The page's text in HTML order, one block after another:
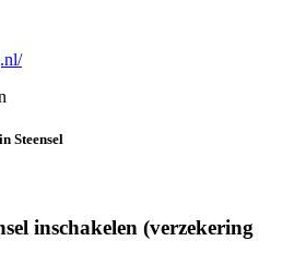
Steensel
inschakelen (verzekering